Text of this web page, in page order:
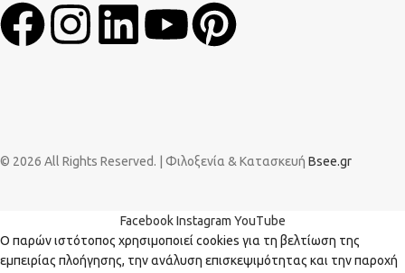
© 2026 All Rights Reserved. | Φιλοξενία & Κατασκευή Bsee.gr
Facebook Instagram YouTube
Ο παρών ιστότοπος χρησιμοποιεί cookies για τη βελτίωση της
εμπειρίας πλοήγησης, την ανάλυση επισκεψιμότητας και την παροχή